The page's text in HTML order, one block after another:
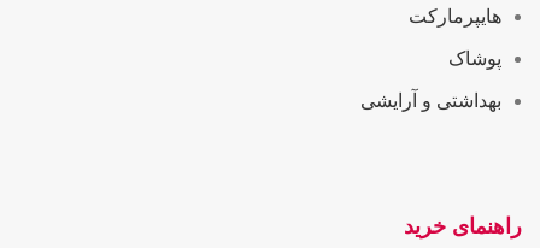
هایپرمارکت
پوشاک
بهداشتی و آرایشی
راهنمای خرید